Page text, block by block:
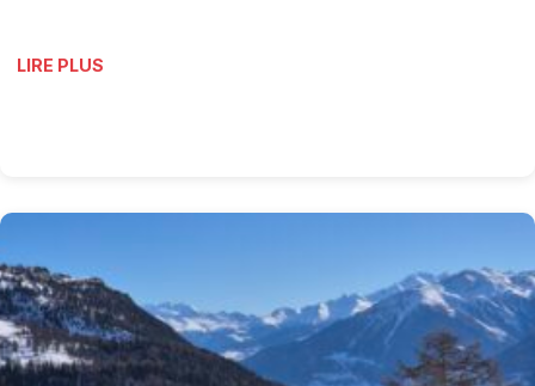
LIRE PLUS